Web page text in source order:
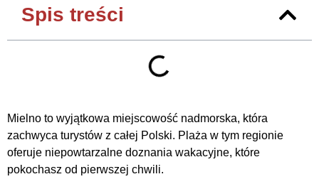
Spis treści
Mielno to wyjątkowa miejscowość nadmorska, która
zachwyca turystów z całej Polski. Plaża w tym regionie
oferuje niepowtarzalne doznania wakacyjne, które
pokochasz od pierwszej chwili.